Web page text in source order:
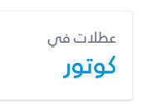
عطلات في
كوتور